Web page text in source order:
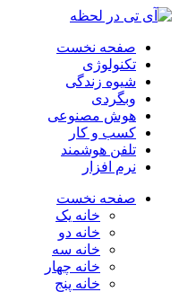
صفحه نخست
تکنولوژی
شیوه زندگی
وبگردی
هوش مصنوعی
کسب و کار
تلفن هوشمند
نرم افزار
صفحه نخست
خانه یک
خانه دو
خانه سه
خانه چهار
خانه پنج